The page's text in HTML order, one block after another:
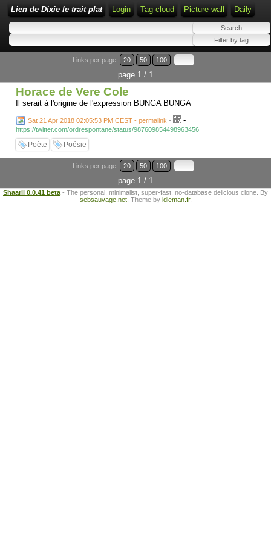
Lien de Dixie le trait plat Login Tag cloud Picture wall Daily
Links per page: 20 50 100
page 1 / 1
Horace de Vere Cole
Il serait à l'origine de l'expression BUNGA BUNGA
Sat 21 Apr 2018 02:05:53 PM CEST - permalink - -
https://twitter.com/ordrespontane/status/987609854498963456
Poète Poésie
Links per page: 20 50 100
page 1 / 1
Shaarli 0.0.41 beta - The personal, minimalist, super-fast, no-database delicious clone. By
sebsauvage.net. Theme by idleman.fr.